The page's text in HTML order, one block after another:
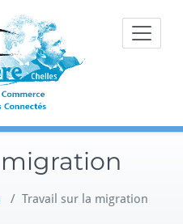
/ Travail sur la migration